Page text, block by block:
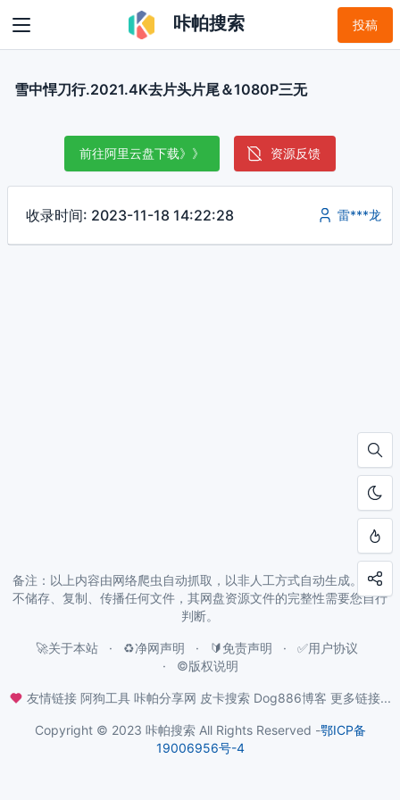
咔帕搜索 投稿
雪中悍刀行.2021.4K去片头片尾＆1080P三无
前往阿里云盘下载》》 资源反馈
收录时间: 2023-11-18 14:22:28 雷***龙
备注：以上内容由网络爬虫自动抓取，以非人工方式自动生成。本站
不储存、复制、传播任何文件，其网盘资源文件的完整性需要您自行
判断。
🚀关于本站 ♻️净网声明 🔰免责声明
✅用户协议
©️版权说明
友情链接 阿狗工具 咔帕分享网 皮卡搜索 Dog886博客 更多链接...
Copyright © 2023 咔帕搜索 All Rights Reserved -鄂ICP备
19006956号-4